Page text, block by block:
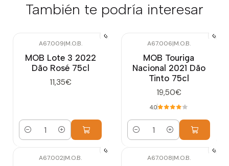
También te podría interesar
A67.009|M.O.B.
MOB Lote 3 2022
Dão Rosé 75cl
11,35€
Cantidad
A67.006|M.O.B.
MOB Touriga
Nacional 2021 Dão
Tinto 75cl
19,50€
4.0
Cantidad
A67.002|M.O.B. A67.008|M.O.B.